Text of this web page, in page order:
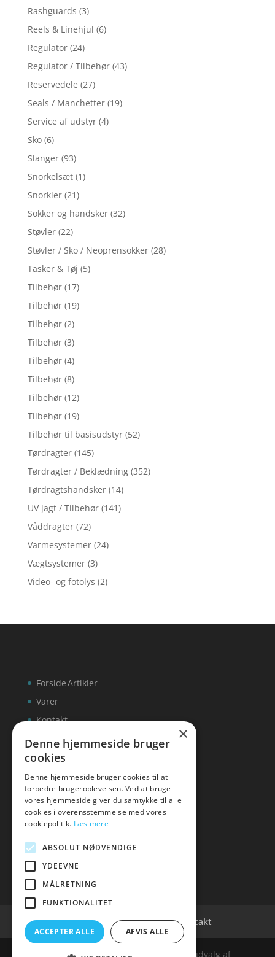
Rashguards (3)
Reels & Linehjul (6)
Regulator (24)
Regulator / Tilbehør (43)
Reservedele (27)
Seals / Manchetter (19)
Service af udstyr (4)
Sko (6)
Slanger (93)
Snorkelsæt (1)
Snorkler (21)
Sokker og handsker (32)
Støvler (22)
Støvler / Sko / Neoprensokker (28)
Tasker & Tøj (5)
Tilbehør (17)
Tilbehør (19)
Tilbehør (2)
Tilbehør (3)
Tilbehør (4)
Tilbehør (8)
Tilbehør (12)
Tilbehør (19)
Tilbehør til basisudstyr (52)
Tørdragter (145)
Tørdragter / Beklædning (352)
Tørdragtshandsker (14)
UV jagt / Tilbehør (141)
Våddragter (72)
Varmesystemer (24)
Vægtsystemer (3)
Video- og fotolys (2)
Forside
Varer
Kontakt
Artikler
inks
Tlf: 7876 8672
Mail:info@inks.dk
Cookie- og privatlivspolitik Kontakt
Denne hjemmeside samler et bredt udvalg af
×
Denne hjemmeside bruger
cookies
Denne hjemmeside bruger cookies til at
forbedre brugeroplevelsen. Ved at bruge
vores hjemmeside giver du samtykke til alle
cookies i overensstemmelse med vores
cookiepolitik. Læs mere
ABSOLUT NØDVENDIGE
YDEEVNE
MÅLRETNING
FUNKTIONALITET
ACCEPTER ALLE AFVIS ALLE